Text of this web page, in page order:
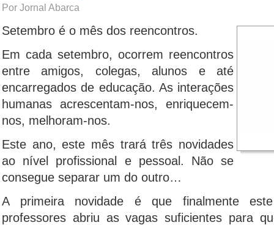
Por Jornal Abarca
Setembro é o mês dos reencontros.
Em cada setembro, ocorrem reencontros
entre amigos, colegas, alunos e até
encarregados de educação. As interações
humanas acrescentam-nos, enriquecem-
nos, melhoram-nos.
Este ano, este mês trará três novidades
ao nível profissional e pessoal. Não se
consegue separar um do outro…
A primeira novidade é que finalmente
professores abriu as vagas suficientes para